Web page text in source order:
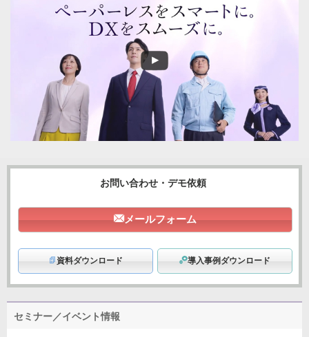
お問い合わせ・デモ依頼
メールフォーム
資料ダウンロード 導入事例ダウンロード
セミナー／イベント情報